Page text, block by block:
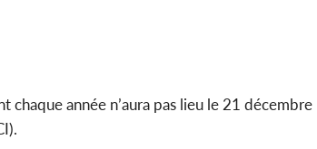
année n’aura pas lieu le 21 décembre